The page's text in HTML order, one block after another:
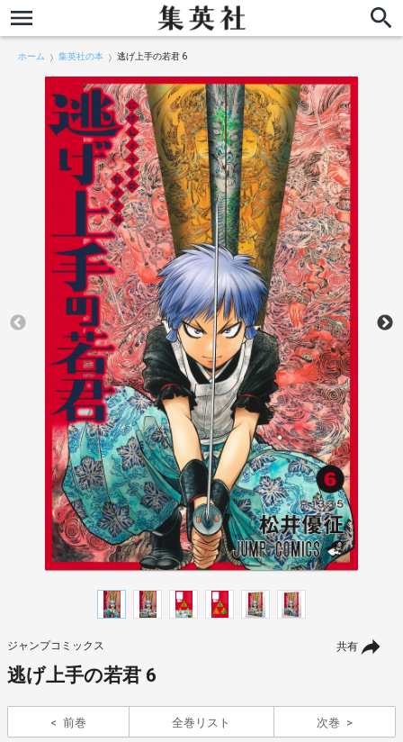
ホーム 集英社の本 逃げ上手の若君 6
共有
ジャンプコミックス
逃げ上手の若君 6
前巻 全巻リスト 次巻